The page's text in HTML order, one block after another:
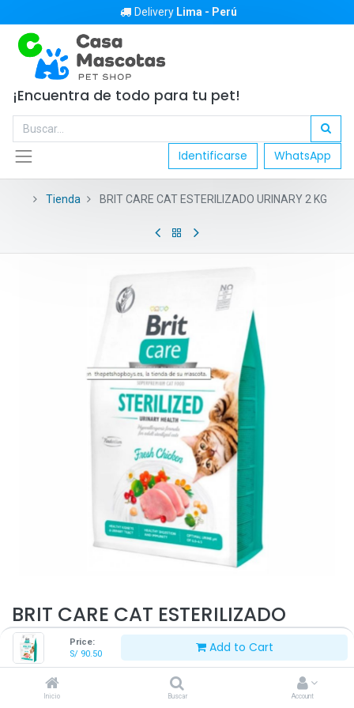
Price:
S/ 90.50 Add to Cart
Inicio Buscar Account
Delivery Lima - Perú
¡Encuentra de todo para tu pet!
Identificarse WhatsApp
Tienda BRIT CARE CAT ESTERILIZADO URINARY 2 KG
BRIT CARE CAT ESTERILIZADO
URINARY 2 KG
90.50